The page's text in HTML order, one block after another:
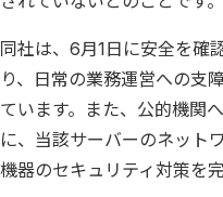
同社は、6月1日に安全を確
り、日常の業務運営への支
ています。また、公的機関
に、当該サーバーのネット
機器のセキュリティ対策を